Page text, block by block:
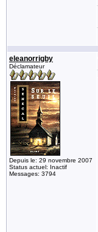
eleanorrigby
Déclamateur
Depuis le: 29 novembre 2007
Status actuel: Inactif
Messages: 3794